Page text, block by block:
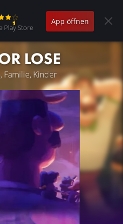
Play Store
App öffnen
LOSE
Familie, Kinder